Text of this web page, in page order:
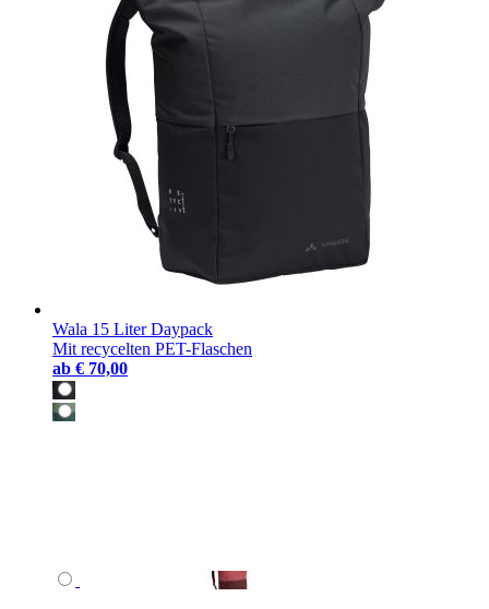
Wala 15 Liter Daypack
Mit recycelten PET-Flaschen
ab € 70,00